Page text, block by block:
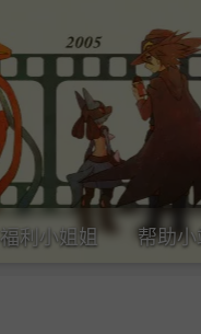
福利小姐姐 帮助